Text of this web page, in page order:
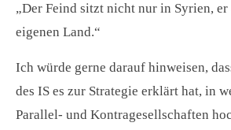
„Der Feind sitzt nicht nur in Syrien,
eigenen Land.“
Ich würde gerne darauf hinweisen,
des IS es zur Strategie erklärt hat, in
Parallel- und Kontragesellschaften